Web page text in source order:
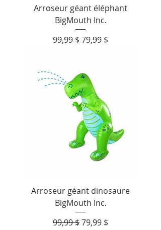
Arroseur géant éléphant
BigMouth Inc.
Prix original
99,99 $Prix promotionnel
79,99 $
Arroseur géant dinosaure
BigMouth Inc.
Prix original
99,99 $Prix promotionnel
79,99 $